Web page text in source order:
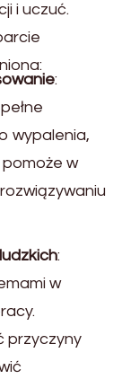
i uczuć.
:
wypalenia,
w
:
w
przyczyny